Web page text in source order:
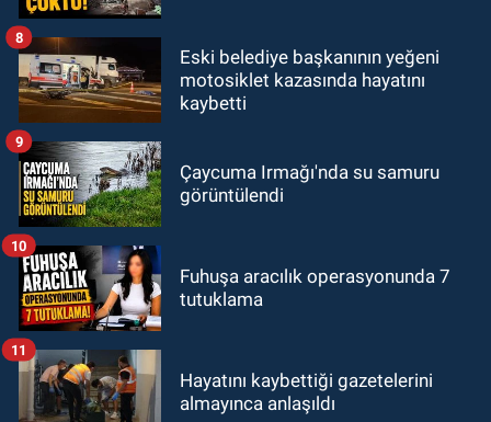
Eski belediye başkanının yeğeni
motosiklet kazasında hayatını
kaybetti
8
Çaycuma Irmağı'nda su samuru
görüntülendi
9
Fuhuşa aracılık operasyonunda 7
tutuklama
10
Hayatını kaybettiği gazetelerini
almayınca anlaşıldı
11